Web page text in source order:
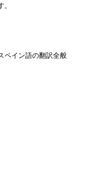
ペイン語の翻訳全般